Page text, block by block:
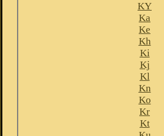
KY
Ka
Ke
Kh
Ki
Kj
Kl
Kn
Ko
Kr
Kt